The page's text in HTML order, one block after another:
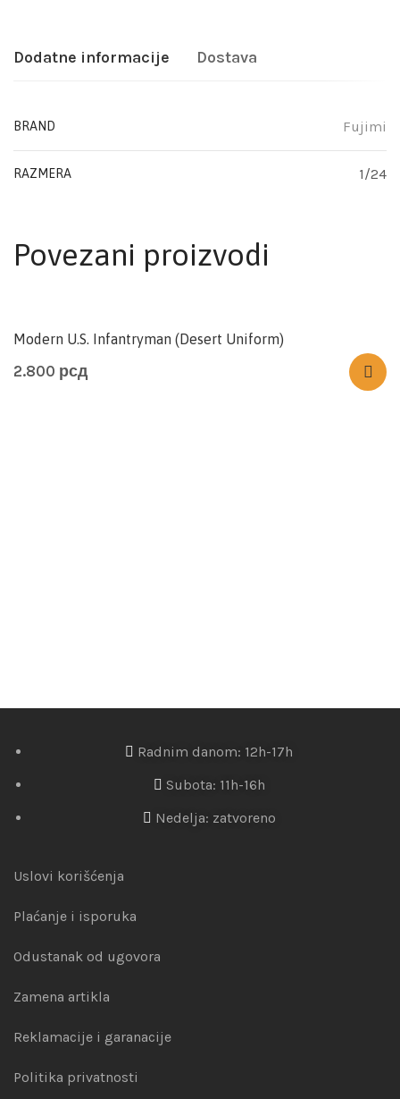
Dodatne informacije Dostava
BRAND Fujimi
RAZMERA 1/24
Povezani proizvodi
Modern U.S. Infantryman (Desert Uniform)
2.800 рсд
Radnim danom: 12h-17h
Subota: 11h-16h
Nedelja: zatvoreno
Uslovi korišćenja
Plaćanje i isporuka
Odustanak od ugovora
Zamena artikla
Reklamacije i garanacije
Politika privatnosti